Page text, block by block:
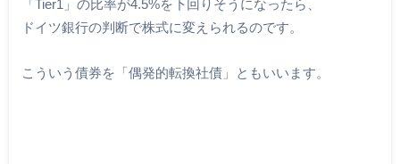
「Tier1」の比率が4.5%を下回りそうになったら、
ドイツ銀行の判断で株式に変えられるのです。
こういう債券を「偶発的転換社債」ともいいます。